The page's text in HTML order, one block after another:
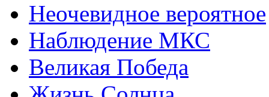
Неочевидное вероятное
Наблюдение МКС
Великая Победа